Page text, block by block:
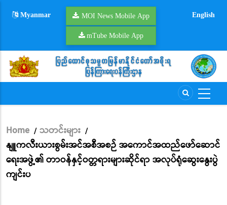
Myanmar MOI News Mobile App
mTube Mobile App
English
Breadcrumb
Home / သတင်းများ /
နျူကလီးယားစွမ်းအင်အစီအစဉ် အကောင်အထည်ဖော်ဆောင်
ရေးအဖွဲ့၏ တာဝန်နှင့်ဝတ္တရားများဆိုင်ရာ အလုပ်ရုံဆွေးနွေးပွဲ
ကျင်းပ